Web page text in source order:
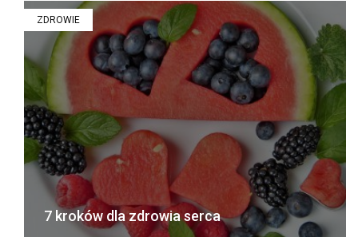
ZDROWIE
7 kroków dla zdrowia serca